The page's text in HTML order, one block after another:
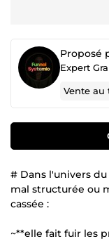
Proposé
Vente
# Dans l'univers
mal structurée ou
cassée :
~**elle fait fuir les